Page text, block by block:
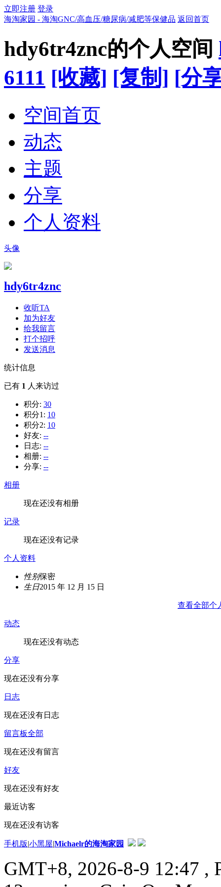
立即注册 登录
海淘家园 - 海淘GNC/高血压/糖尿病/减肥等保健品 返回首页
hdy6tr4znc的个人空间
6111 [收藏] [复制] [分
空间首页
动态
主题
分享
个人资料
头像
hdy6tr4znc
收听TA
加为好友
给我留言
打个招呼
发送消息
统计信息
已有 1 人来访过
积分: 30
积分1: 10
积分2: 10
好友: --
日志: --
相册: --
分享: --
相册
现在还没有相册
记录
现在还没有记录
个人资料
性别保密
生日2015 年 12 月 15 日
查看全部个
动态
现在还没有动态
分享
现在还没有分享
日志
现在还没有日志
留言板全部
现在还没有留言
好友
现在还没有好友
最近访客
现在还没有访客
手机版|小黑屋|Michaelr的海淘家园
GMT+8, 2026-8-9 12:47 ,